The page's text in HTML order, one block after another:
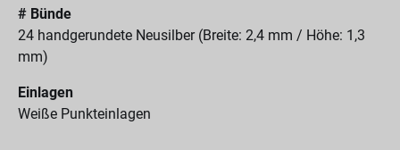
# Bünde
24 handgerundete Neusilber (Breite: 2,4 mm / Höhe: 1,3
mm)
Einlagen
Weiße Punkteinlagen